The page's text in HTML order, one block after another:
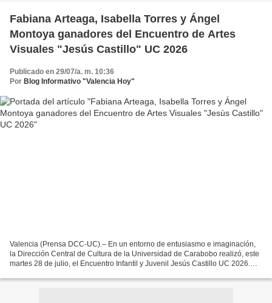
Fabiana Arteaga, Isabella Torres y Ángel
Montoya ganadores del Encuentro de Artes
Visuales "Jesús Castillo" UC 2026
Publicado en 29/07/a. m. 10:36
Por Blog Informativo "Valencia Hoy"
Valencia (Prensa DCC-UC).– En un entorno de entusiasmo e imaginación,
la Dirección Central de Cultura de la Universidad de Carabobo realizó, este
martes 28 de julio, el Encuentro Infantil y Juvenil Jesús Castillo UC 2026.